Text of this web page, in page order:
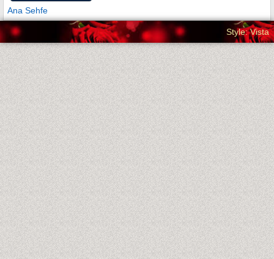
Ana Sehfe
Style: Vista